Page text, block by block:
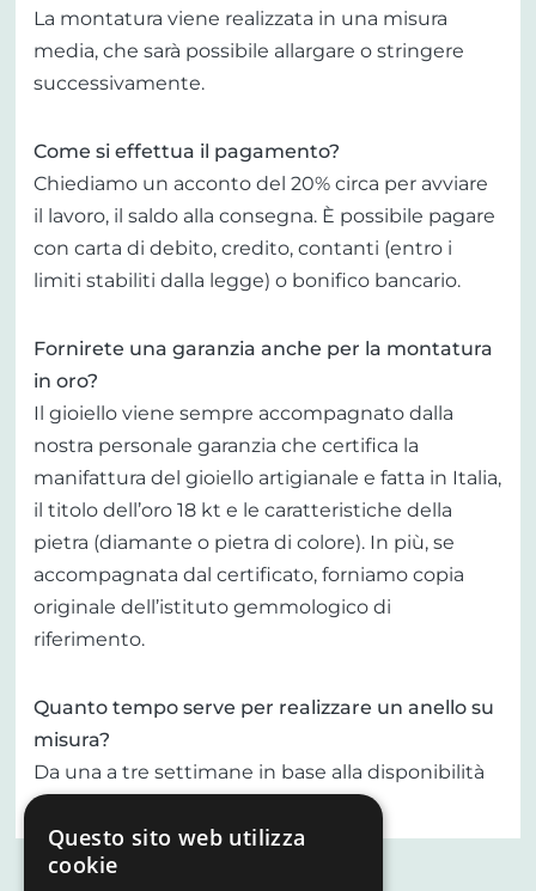
La montatura viene realizzata in una misura
media, che sarà possibile allargare o stringere
successivamente.
Come si effettua il pagamento?
Chiediamo un acconto del 20% circa per avviare
il lavoro, il saldo alla consegna. È possibile pagare
con carta di debito, credito, contanti (entro i
limiti stabiliti dalla legge) o bonifico bancario.
Fornirete una garanzia anche per la montatura
in oro?
Il gioiello viene sempre accompagnato dalla
nostra personale garanzia che certifica la
manifattura del gioiello artigianale e fatta in Italia,
il titolo dell’oro 18 kt e le caratteristiche della
pietra (diamante o pietra di colore). In più, se
accompagnata dal certificato, forniamo copia
originale dell’istituto gemmologico di
riferimento.
Quanto tempo serve per realizzare un anello su
misura?
Da una a tre settimane in base alla disponibilità
della pietra e della montatura.
Questo sito web utilizza
cookie